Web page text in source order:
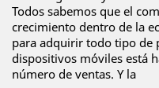
Todos sabemos que el
crecimiento dentro de la
para adquirir todo tipo de
dispositivos móviles está
número de ventas. Y la